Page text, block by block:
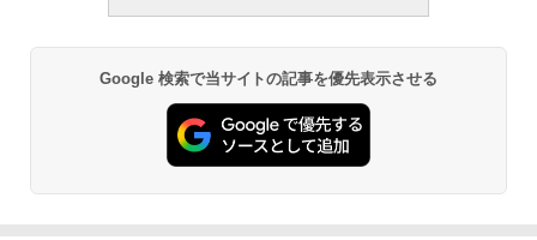
Google 検索で当サイトの記事を優先表示させる